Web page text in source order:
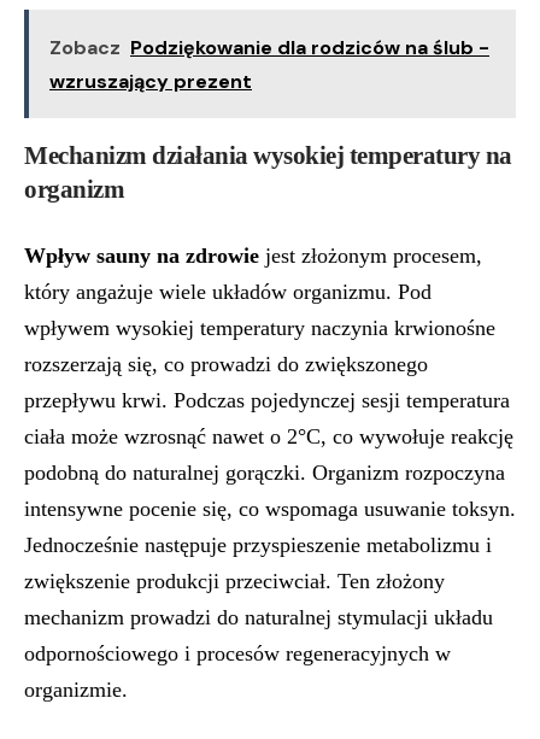
Zobacz Podziękowanie dla rodziców na ślub -
wzruszający prezent
Mechanizm działania wysokiej temperatury na
organizm
Wpływ sauny na zdrowie jest złożonym procesem,
który angażuje wiele układów organizmu. Pod
wpływem wysokiej temperatury naczynia krwionośne
rozszerzają się, co prowadzi do zwiększonego
przepływu krwi. Podczas pojedynczej sesji temperatura
ciała może wzrosnąć nawet o 2°C, co wywołuje reakcję
podobną do naturalnej gorączki. Organizm rozpoczyna
intensywne pocenie się, co wspomaga usuwanie toksyn.
Jednocześnie następuje przyspieszenie metabolizmu i
zwiększenie produkcji przeciwciał. Ten złożony
mechanizm prowadzi do naturalnej stymulacji układu
odpornościowego i procesów regeneracyjnych w
organizmie.